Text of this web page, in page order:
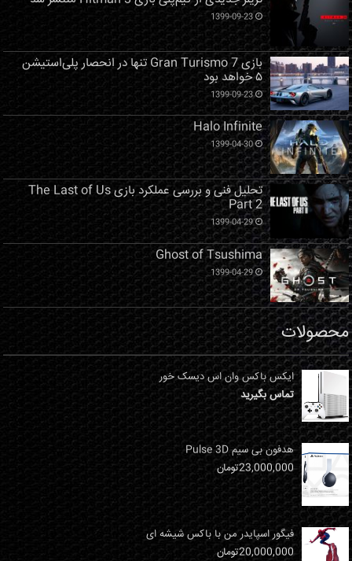
1399-09-23
بازی Gran Turismo 7 تنها در انحصار پلی‌استیشن
۵ خواهد بود
1399-09-23
Halo Infinite
1399-04-30
تحلیل فنی و بررسی عملکرد بازی The Last of Us
Part 2
1399-04-29
Ghost of Tsushima
1399-04-29
محصولات
ایکس باکس وان اس دیسک خور
تماس بگیرید
هدفون بی سیم Pulse 3D
23,000,000تومان
فیگور اسپایدر من با باکس شیشه ای
20,000,000تومان